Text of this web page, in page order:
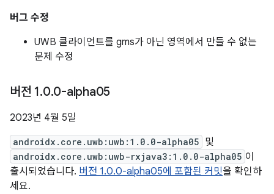
버그 수정
UWB 클라이언트를 gms가 아닌 영역에서 만들 수 없는
문제 수정
버전 1.0.0-alpha05
2023년 4월 5일
androidx.core.uwb:uwb:1.0.0-alpha05 및
androidx.core.uwb:uwb-rxjava3:1.0.0-alpha05 이
출시되었습니다. 버전 1.0.0-alpha05에 포함된 커밋을 확인하
세요.